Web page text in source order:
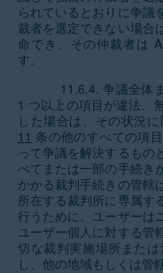
られているとおりに争議
裁者を選定できない場合
命でき、その仲裁者は
す。
11.6.4. 争議全体
1 つ以上の項目が違法、
した場合は、その状況
11 条の他のすべての項
って争議を解決するもの
べてまたは一部の手続き
かかる裁判手続きの管轄
所在する裁判所に専属す
行うために、ユーザーは
ユーザー個人に対する管
切な裁判実施場所また
し、他の地域もしくは管